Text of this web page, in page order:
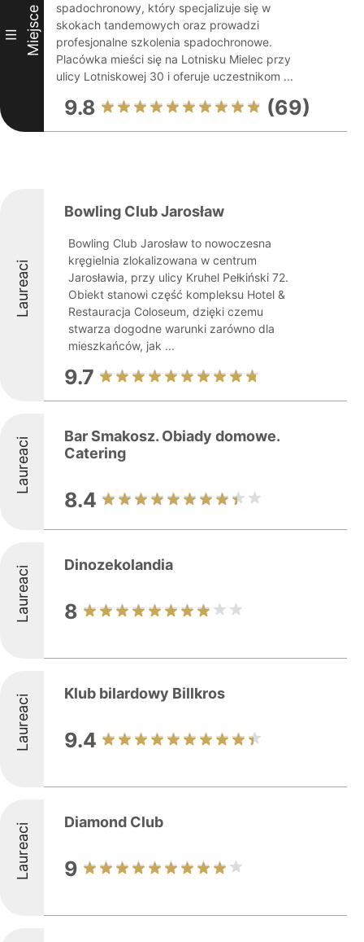
III Miejsce
spadochronowy, który specjalizuje się w
skokach tandemowych oraz prowadzi
profesjonalne szkolenia spadochronowe.
Placówka mieści się na Lotnisku Mielec przy
ulicy Lotniskowej 30 i oferuje uczestnikom ...
9.8 (69)
Laureaci
Bowling Club Jarosław
Bowling Club Jarosław to nowoczesna
kręgielnia zlokalizowana w centrum
Jarosławia, przy ulicy Kruhel Pełkiński 72.
Obiekt stanowi część kompleksu Hotel &
Restauracja Coloseum, dzięki czemu
stwarza dogodne warunki zarówno dla
mieszkańców, jak ...
9.7
Laureaci
Bar Smakosz. Obiady domowe.
Catering
8.4
Laureaci Dinozekolandia
8
Laureaci Klub bilardowy Billkros
9.4
Laureaci Diamond Club
9